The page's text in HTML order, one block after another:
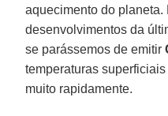
aquecimento do
desenvolvimentos da
se parássemos de emitir
temperaturas
muito rapidamente.